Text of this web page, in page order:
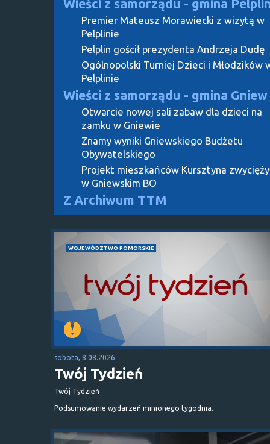
Wieści z samorządu - gmina
Premier Mateusz Morawiecki z wizytą w
Pelplinie
Pelplin gościł prezydenta Andrzeja Dudę
Ogólnopolski Turniej Dzieci i Młodzików
Pelplinie
Wieści z samorządu - gmina Gniew
Otwarcie nowej sali zabaw dla dzieci na
zamku w Gniewie
Znamy wyniki Gniewskiego Budżetu
Obywatelskiego
Projekt mieszkańców Kursztyna
w Gniewskim BO
Z Archiwum TTM
WOJEWÓDZTWO POMORSKIE
sobota, 8.08.2026
Twój Tydzień
Twój Tydzień
Podsumowanie wydarzeń minionego tygodnia.